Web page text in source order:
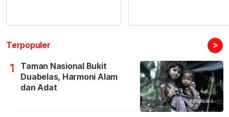
Terpopuler >
1
Taman Nasional Bukit
Duabelas, Harmoni Alam
dan Adat